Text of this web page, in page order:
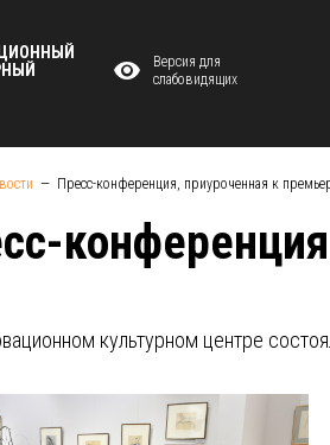
Версия для
слабовидящих
Пресс-конференция, приуроченная к
культурном центре